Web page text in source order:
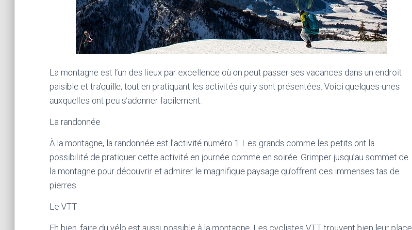
La montagne est l’un des lieux par excellence où on peut passer ses vacances dans un endroit
paisible et tra’quille, tout en pratiquant les activités qui y sont présentées. Voici quelques-unes
auxquelles ont peu s’adonner facilement.
La randonnée
À la montagne, la randonnée est l’activité numéro 1. Les grands comme les petits ont la
possibilité de pratiquer cette activité en journée comme en soirée. Grimper jusqu’au sommet de
la montagne pour découvrir et admirer le magnifique paysage qu’offrent ces immenses tas de
pierres.
Le VTT
Eh bien, faire du vélo est aussi possible à la montagne. Les cyclistes VTT trouvent bien leur place